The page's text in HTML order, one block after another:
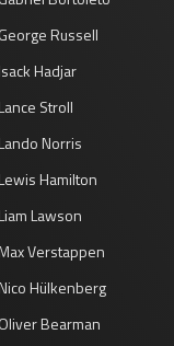
George Russell
Hadjar
Stroll
Norris
Hamilton
Lawson
Verstappen
Hülkenberg
Oliver Bearman